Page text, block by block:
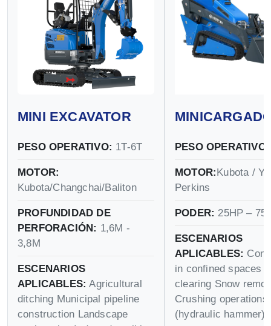
MINI EXCAVATOR
PESO OPERATIVO: 1T-6T
MOTOR:
Kubota/Changchai/Baliton
PROFUNDIDAD DE
PERFORACIÓN: 1,6M -
3,8M
ESCENARIOS
APLICABLES: Agricultural
ditching Municipal pipeline
construction Landscape
PESO OPERATIVO:
MOTOR:Kubota /
Perkins
PODER: 25HP –
ESCENARIOS
APLICABLES:
in confined spaces
clearing Snow
Crushing operations
(hydraulic hammer)